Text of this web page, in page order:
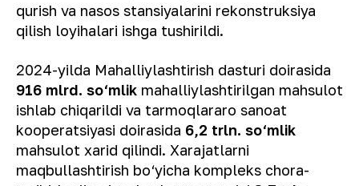
qurish va nasos stansiyalarini rekonstruksiya
qilish loyihalari ishga tushirildi.
2024-yilda Mahalliylashtirish dasturi doirasida
916 mlrd. so‘mlik mahalliylashtirilgan mahsulot
ishlab chiqarildi va tarmoqlararo sanoat
kooperatsiyasi doirasida 6,2 trln. so‘mlik
mahsulot xarid qilindi. Xarajatlarni
maqbullashtirish bo‘yicha kompleks chora-